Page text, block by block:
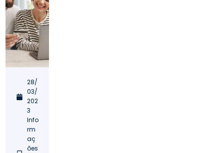
28/
03/
202
3
Info
rm
aç
ões